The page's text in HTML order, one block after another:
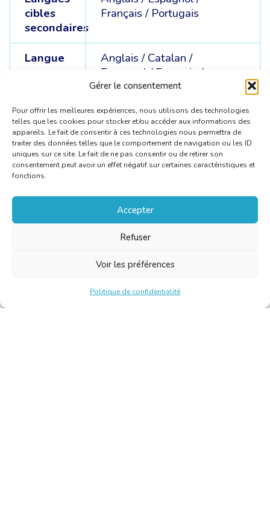
Gérer le consentement
Pour offrir les meilleures expériences, nous utilisons des technologies
telles que les cookies pour stocker et/ou accéder aux informations des
appareils. Le fait de consentir à ces technologies nous permettra de
traiter des données telles que le comportement de navigation ou les ID
uniques sur ce site. Le fait de ne pas consentir ou de retirer son
consentement peut avoir un effet négatif sur certaines caractéristiques et
fonctions.
Accepter
Refuser
Voir les préférences
Politique de confidentialité
cibles
secondaires
Français / Portugais
Langue
Anglais /Catalan /
Espagnol / Français /
Portugais